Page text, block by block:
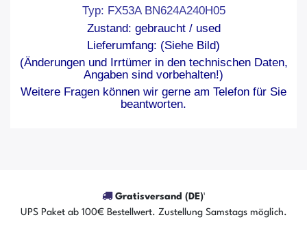
Typ: FX53A BN624A240H05
Zustand: gebraucht / used
Lieferumfang: (Siehe Bild)
(Änderungen und Irrtümer in den technischen Daten,
Angaben sind vorbehalten!)
Weitere Fragen können wir gerne am Telefon für Sie
beantworten.
Gratisversand (DE)¹
UPS Paket ab 100€ Bestellwert. Zustellung Samstags möglich.